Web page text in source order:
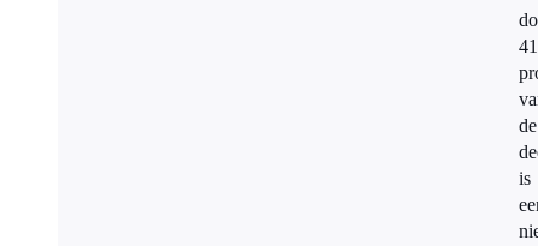
41
de
is